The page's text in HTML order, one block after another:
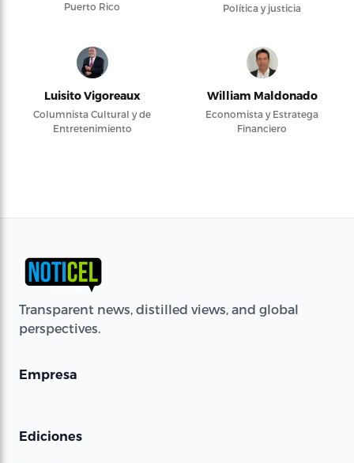
Puerto Rico
Política y justicia
Luisito Vigoreaux
Columnista Cultural y de
Entretenimiento
William Maldonado
Economista y Estratega
Financiero
Transparent news, distilled views, and global
perspectives.
Empresa
Ediciones